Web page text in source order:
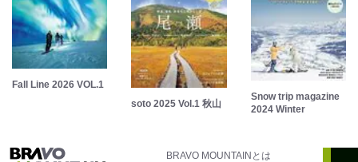
Fall Line 2026 VOL.1
soto 2025 Vol.1 秋山
Snow trip magazine
2024 Winter
BRAVO MOUNTAINとは